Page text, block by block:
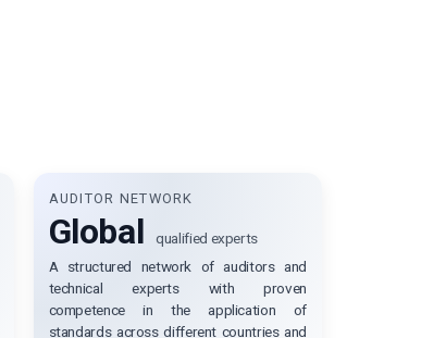
AUDITOR NETWORK
Global
qualified experts
A structured network of auditors and
technical experts with proven
competence in the application of
standards across different countries and